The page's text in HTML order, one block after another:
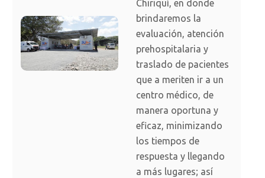
Chiriquí, en donde
brindaremos la
evaluación, atención
prehospitalaria y
traslado de pacientes
que a meriten ir a un
centro médico, de
manera oportuna y
eficaz, minimizando
los tiempos de
respuesta y llegando
a más lugares; así